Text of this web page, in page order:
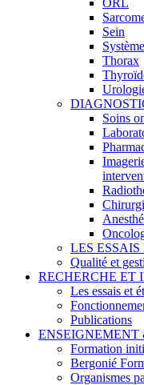
ORL
Sein
Thorax
Soins
LES
Qualité et
RECHERCHE ET
Les essais et
Publications
ENSEIGNEMENT
Formation
Bergonié
Organismes